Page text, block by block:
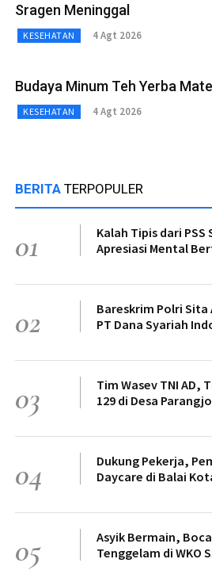
Sragen Meninggal
KESEHATAN 4 Agt 2026
Budaya Minum Teh Yerba Mate
KESEHATAN 4 Agt 2026
BERITA TERPOPULER
01
Kalah Tipis dari
Apresiasi Mental
02
Bareskrim Polri Sita
PT Dana Syariah
03
Tim Wasev TNI AD,
129 di Desa
04
Dukung Pekerja,
Daycare di Balai
05
Asyik Bermain,
Tenggelam di WKO